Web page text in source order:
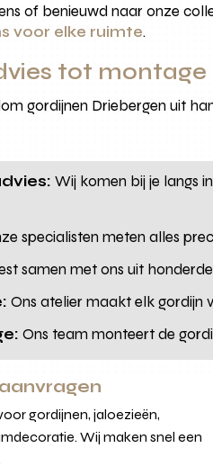
of benieuwd naar onze
voor elke ruimte.
tot
gordijnen Driebergen uit
Wij komen bij je langs
specialisten meten alles
samen met ons uit
Ons atelier maakt elk gordijn
Ons team monteert de
gordijnen, jaloezieën,
Wij maken snel een